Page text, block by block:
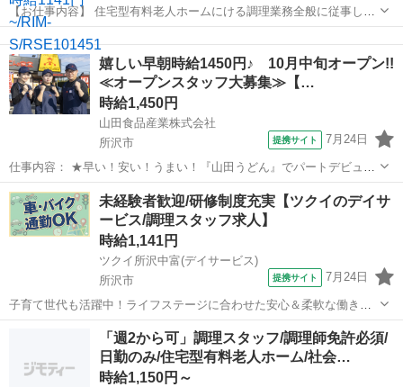
【お仕事内容】 住宅型有料老人ホームにける調理業務全般に従事して
いただきます★ 本求人は人材紹介会社【株式会社RIM-SWELL】が掲
載している非公開の職業紹介求人です。 ご応募いただきましたら、担
当よりご連絡をさせていた...
埼玉 所沢市
嬉しい早朝時給1450円♪ 10月中旬オープン!!
≪オープンスタッフ大募集≫【…
時給1,450円
山田食品産業株式会社
所沢市
提携サイト 7月24日
仕事内容： ★早い！安い！うまい！『山田うどん』でパートデビュー
★ 食欲をそそるファミリー食堂で元気に働こう！ 【仕事内容】 ★ホ
ール★ ◆お客様のお出迎え ◆お席のご案内 ◆オーダー取り ◆料理の
ご提供・片付け ◆お会計...
埼玉 所沢市 キッチン
未経験者歓迎/研修制度充実【ツクイのデイサ
ービス/調理スタッフ求人】
時給1,141円
ツクイ所沢中富(デイサービス)
所沢市
提携サイト 7月24日
子育て世代も活躍中！ライフステージに合わせた安心＆柔軟な働き方
を実現！家庭と仕事の両立を応援します◎ ★☆ 働きやすいメリット多
め、調理未経験、調理に自信...
その他
「週2から可」調理スタッフ/調理師免許必須/
日勤のみ/住宅型有料老人ホーム/社会…
時給1,150円～